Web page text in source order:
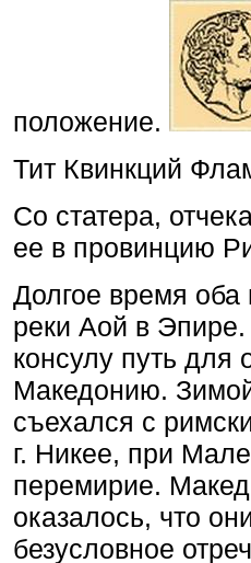
положение.
Тит Квинкций
Со статера,
ее в провинцию
Долгое время оба
реки Аой в Эпире.
консулу путь для
Македонию.
съехался с
г. Никее, при
перемирие.
оказалось, что
безусловное